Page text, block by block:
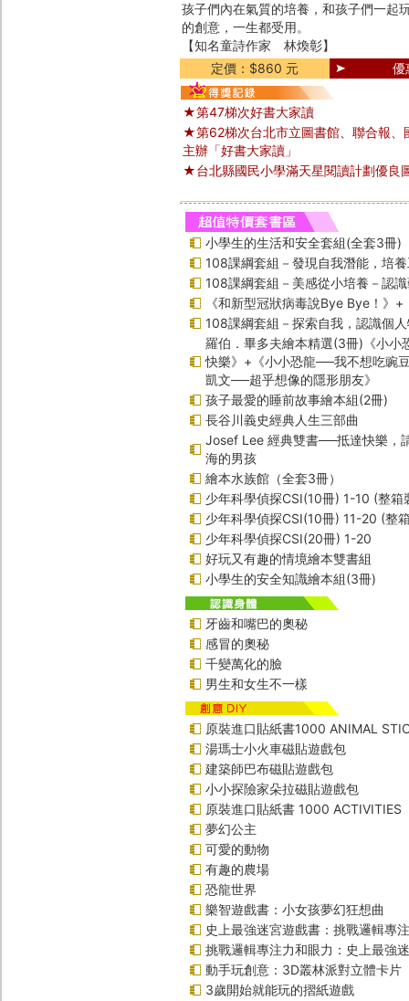
孩子們內在氣質的培養，和孩子們一起
的創意，一生都受用。
【知名童詩作家 林煥彰】
定價：$860 元
優
★第47梯次好書大家讀
★第62梯次台北市立圖書館、聯合報、
主辦「好書大家讀」
★台北縣國民小學滿天星閱讀計劃優良
小學生的生活和安全套組(全套3冊)
108課綱套組－發現自我潛能，培
108課綱套組－美感從小培養－認
《和新型冠狀病毒說Bye Bye！》
108課綱套組－探索自我，認識個
羅伯．畢多夫繪本精選(3冊)《小小
快樂》+《小小恐龍──我不想吃豌
凱文──超乎想像的隱形朋友》
孩子最愛的睡前故事繪本組(2冊)
長谷川義史經典人生三部曲
Josef Lee 經典雙書──抵達快樂，
海的男孩
繪本水族館（全套3冊）
少年科學偵探CSI(10冊) 1-10 (整箱
少年科學偵探CSI(10冊) 11-20 (整
少年科學偵探CSI(20冊) 1-20
好玩又有趣的情境繪本雙書組
小學生的安全知識繪本組(3冊)
牙齒和嘴巴的奧秘
感冒的奧秘
千變萬化的臉
男生和女生不一樣
原裝進口貼紙書1000 ANIMAL
湯瑪士小火車磁貼遊戲包
建築師巴布磁貼遊戲包
小小探險家朵拉磁貼遊戲包
原裝進口貼紙書 1000 ACTIVITIES
夢幻公主
可愛的動物
有趣的農場
恐龍世界
樂智遊戲書：小女孩夢幻狂想曲
史上最強迷宮遊戲書：挑戰邏輯專
挑戰邏輯專注力和眼力：史上最強
動手玩創意：3D叢林派對立體卡片
3歲開始就能玩的摺紙遊戲